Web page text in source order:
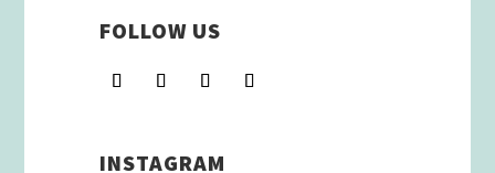
FOLLOW US
INSTAGRAM